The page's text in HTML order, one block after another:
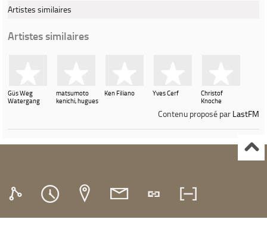
Artistes similaires
Artistes similaires
Güs Weg
Watergang
matsumoto
kenichi, hugues
Ken Filiano Yves Cerf
Christof
Knoche
Contenu proposé par LastFM